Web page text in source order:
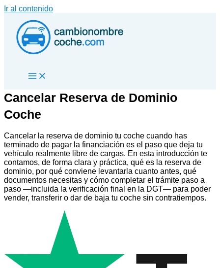
Ir al contenido
Cancelar Reserva de Dominio
Coche
Cancelar la reserva de dominio tu coche cuando has
terminado de pagar la financiación es el paso que deja tu
vehículo realmente libre de cargas. En esta introducción te
contamos, de forma clara y práctica, qué es la reserva de
dominio, por qué conviene levantarla cuanto antes, qué
documentos necesitas y cómo completar el trámite paso a
paso —incluida la verificación final en la DGT— para poder
vender, transferir o dar de baja tu coche sin contratiempos.